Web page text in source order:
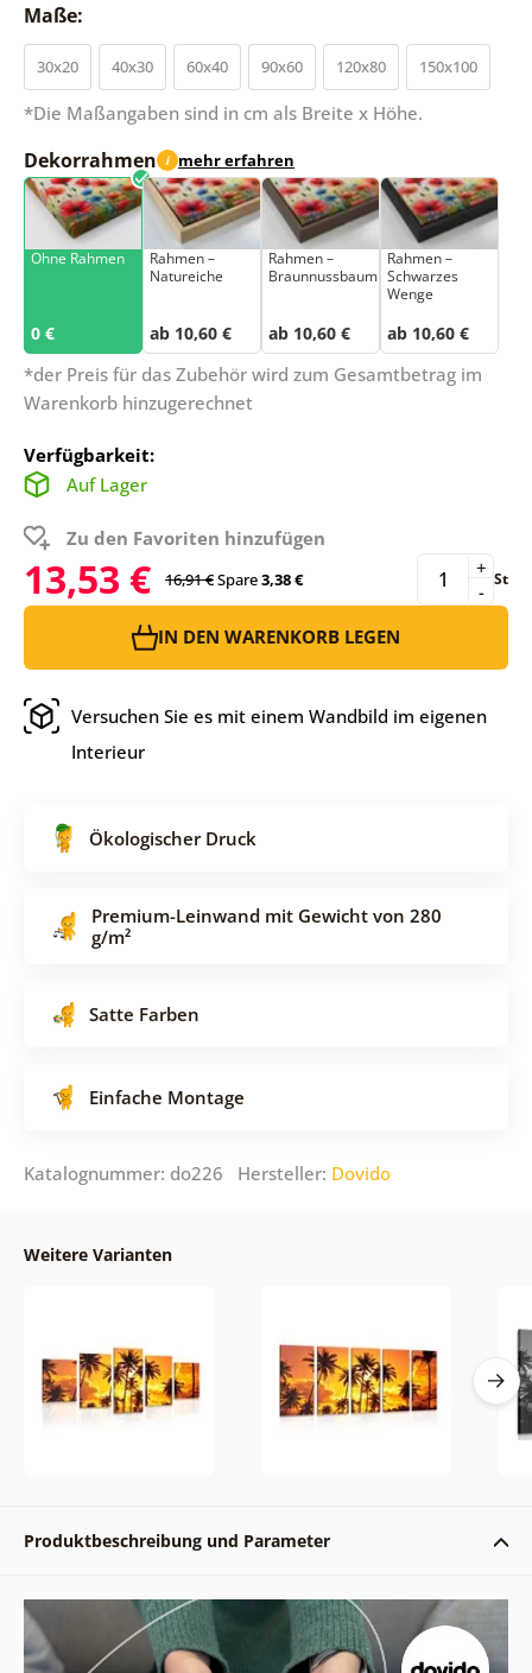
Maße:
30x20 40x30 60x40 90x60 120x80 150x100
*Die Maßangaben sind in cm als Breite x Höhe.
Dekorrahmen i mehr erfahren
Ohne Rahmen
0 €
Rahmen –
Natureiche
ab 10,60 €
Rahmen –
Braunnussbaum
ab 10,60 €
Rahmen –
Schwarzes
Wenge
ab 10,60 €
*der Preis für das Zubehör wird zum Gesamtbetrag im
Warenkorb hinzugerechnet
Verfügbarkeit:
Auf Lager
Zu den Favoriten hinzufügen
13,53 € 16,91 €Spare3,38 € -
+ St
IN DEN WARENKORB LEGEN
Versuchen Sie es mit einem Wandbild im eigenen
Interieur
Ökologischer Druck
Premium-Leinwand mit Gewicht von 280
g/m²
Satte Farben
Einfache Montage
Katalognummer: do226 Hersteller: Dovido
Weitere Varianten
Produktbeschreibung und Parameter